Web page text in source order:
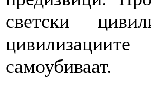
светски
самоубиваат.